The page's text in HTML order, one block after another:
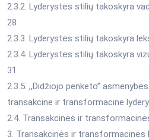
2.3.2. Lyderystės stilių takoskyra
28
2.3.3. Lyderystės stilių takoskyra
2.3.4. Lyderystės stilių takoskyra
31
2.3.5. ,,Didžiojo penketo”
transakcine ir transformacine
2.4. Transakcinės ir
3. Transakcinės ir